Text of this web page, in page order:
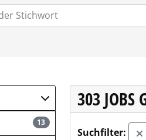
13
303 JOBS
Suchfilter: